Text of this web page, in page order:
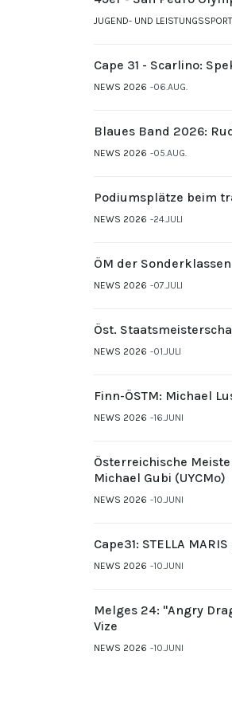
JUGEND- UND
Cape 31 - Scarlino:
NEWS 2026 06.AUG.
Blaues Band 2026:
NEWS 2026 05.AUG.
Podiumsplätze beim
NEWS 2026 24.JULI
ÖM der
NEWS 2026 07.JULI
Öst.
NEWS 2026 01.JULI
Finn-ÖSTM: Michael
NEWS 2026 16.JUNI
Österreichische
Michael Gubi (UYCMo)
NEWS 2026 10.JUNI
Cape31: STELLA
NEWS 2026 10.JUNI
Melges 24: "Angry
Vize
NEWS 2026 10.JUNI